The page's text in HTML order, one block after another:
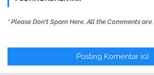
* Please Don't Spam Here. All the Comments are
Posting Komentar (0)